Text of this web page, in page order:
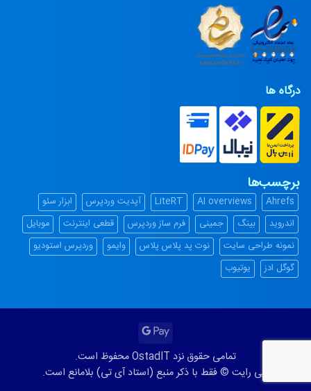
درگاه ها
برچسب‌ها
Ahrefs
AI overviews
LiteRT آپدیت وردپرس
ابزار سئو
اندروید
بینگ جمینی فرم ساز وردپرس قطعی اینترنت
موبایل
نمونه طراحی سایت
نوت پد پلاس پلاس وایمو
وردپرس استودیو
گوگل ادز
یوتیوب
Google
Pay
تمامی حقوق نزد OstadIT محفوظ است.
کپی رایت © فقط با ذکر منبع (استاد آی تی) بلامانع است.